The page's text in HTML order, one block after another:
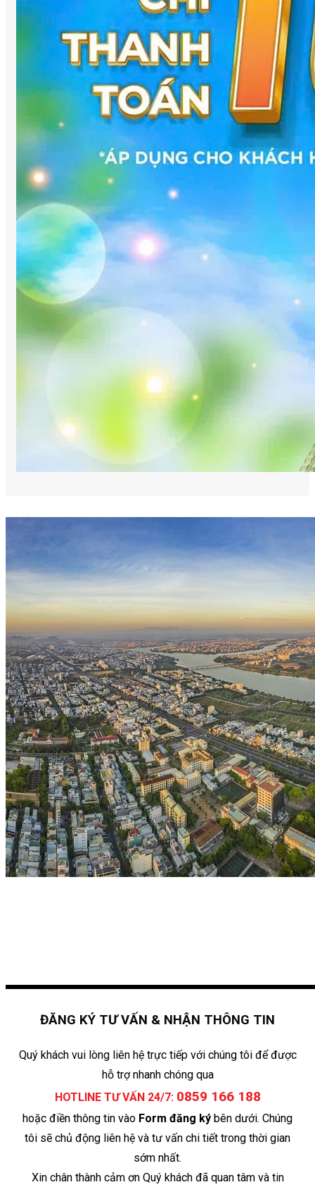
ĐĂNG KÝ TƯ VẤN & NHẬN THÔNG TIN
Quý khách vui lòng liên hệ trực tiếp với chúng tôi để được
hỗ trợ nhanh chóng qua
HOTLINE TƯ VẤN 24/7: 0859 166 188
hoặc điền thông tin vào Form đăng ký bên dưới. Chúng
tôi sẽ chủ động liên hệ và tư vấn chi tiết trong thời gian
sớm nhất.
Xin chân thành cảm ơn Quý khách đã quan tâm và tin